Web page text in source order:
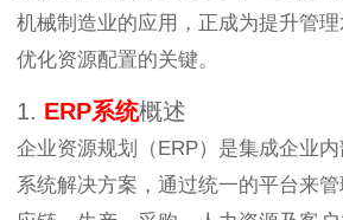
机械制造业的应用，正成为提升管理
优化资源配置的关键。
1. ERP系统概述
企业资源规划（ERP）是集成企业
系统解决方案，通过统一的平台来